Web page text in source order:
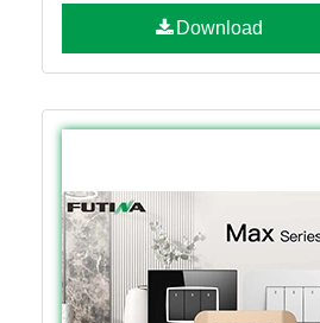
Download